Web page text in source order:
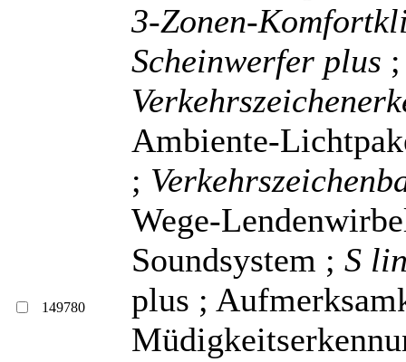
149780
3-Zonen-
Scheinwerfer plus
Ambiente-
;
Wege-
Soundsystem ; S
plus ;